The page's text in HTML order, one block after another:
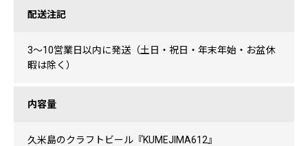
配送注記
3～10営業日以内に発送（土日・祝日・年末年始・お盆休
暇は除く）
内容量
久米島のクラフトビール『KUMEJIMA612』